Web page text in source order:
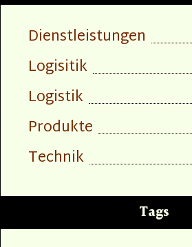
Dienstleistungen
Logisitik
Logistik
Produkte
Technik
Tags